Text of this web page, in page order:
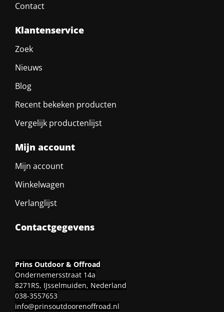
Contact
Klantenservice
Zoek
Nieuws
Blog
Recent bekeken producten
Vergelijk productenlijst
Mijn account
Mijn account
Winkelwagen
Verlanglijst
Contactgegevens
Prins Outdoor & Offroad
Ondernemersstraat 14a
8271RS, IJsselmuiden, Nederland
038-3557653
info@prinsoutdoorenoffroad.nl